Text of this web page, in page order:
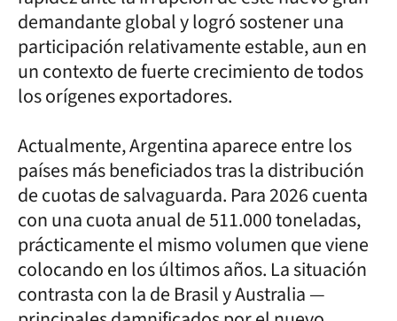
demandante global y logró sostener una
participación relativamente estable, aun en
un contexto de fuerte crecimiento de todos
los orígenes exportadores.
Actualmente, Argentina aparece entre los
países más beneficiados tras la distribución
de cuotas de salvaguarda. Para 2026 cuenta
con una cuota anual de 511.000 toneladas,
prácticamente el mismo volumen que viene
colocando en los últimos años. La situación
contrasta con la de Brasil y Australia —